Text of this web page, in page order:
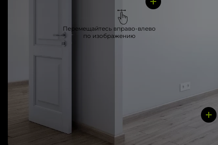
Перемещайтесь вправо-влево
по изображению